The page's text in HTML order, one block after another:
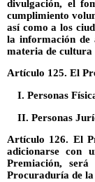
divulgación, el
cumplimiento
así como a los
la información de
materia de
Artículo 125. El
I. Personas
II. Personas
Artículo 126. El
adicionarse con
Premiación,
Procuraduría de la